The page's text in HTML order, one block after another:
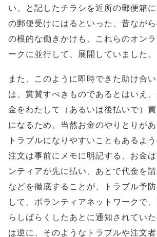
い、と記したチラシを近所の郵便箱
の郵便受けにはるといった、昔なが
の根的な働きかけも、これらのオン
ークに並行して、展開していました。
また、このように即時できた助け合
は、賞賛すべきものであるとはいえ
金をわたして（あるいは後払いで）
になるため、当然お金のやりとりがあ
トラブルになりやすいこともあるよう
注文は事前にメモに明記する、お金
ンティアが先に払い、あとで代金を
などを徹底することが、トラブル予
して、ボランティアネットワークで
らしばらくしたあとに通知されてい
は逆に、そのようなトラブルや注文